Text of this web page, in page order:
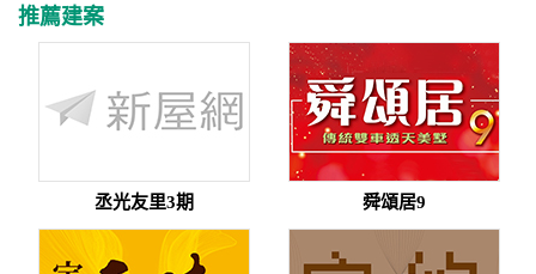
推薦建案
丞光友里3期 舜頌居9